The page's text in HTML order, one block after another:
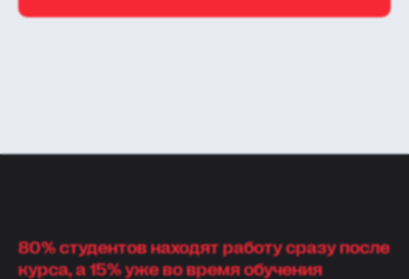
80% студентов находят работу сразу после
курса, а 15% уже во время обучения